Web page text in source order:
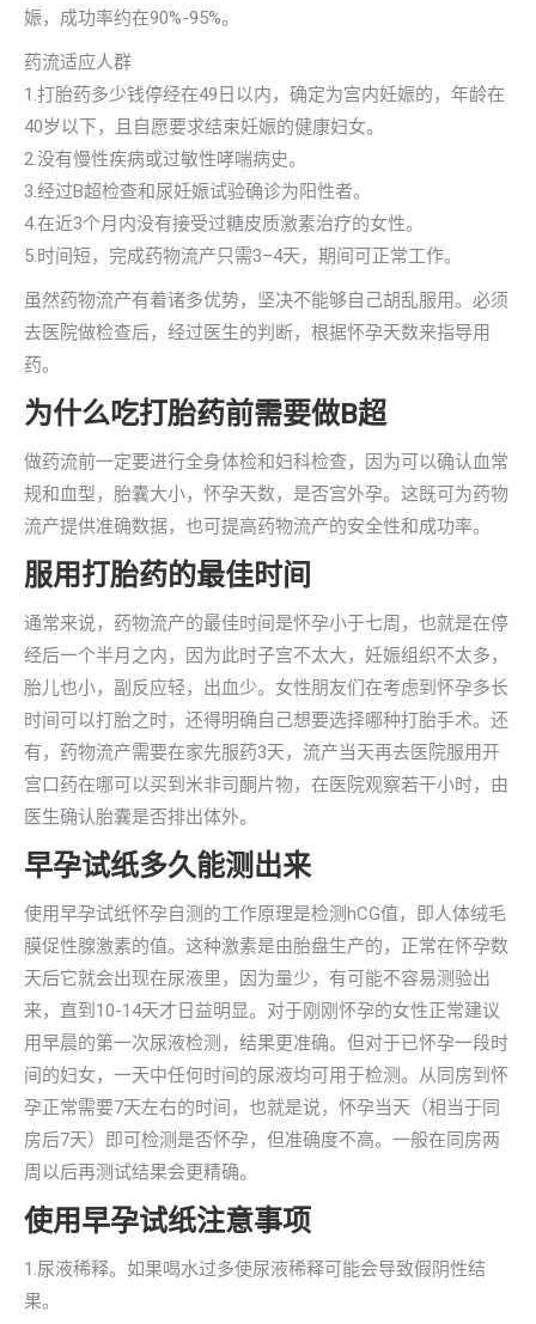
娠，成功率约在90%-95%。
药流适应人群
1.打胎药多少钱停经在49日以内，确定为宫内妊娠的，年龄在
40岁以下，且自愿要求结束妊娠的健康妇女。
2.没有慢性疾病或过敏性哮喘病史。
3.经过B超检查和尿妊娠试验确诊为阳性者。
4.在近3个月内没有接受过糖皮质激素治疗的女性。
5.时间短，完成药物流产只需3–4天，期间可正常工作。
虽然药物流产有着诸多优势，坚决不能够自己胡乱服用。必须
去医院做检查后，经过医生的判断，根据怀孕天数来指导用
药。
为什么吃打胎药前需要做B超
做药流前一定要进行全身体检和妇科检查，因为可以确认血常
规和血型，胎囊大小，怀孕天数，是否宫外孕。这既可为药物
流产提供准确数据，也可提高药物流产的安全性和成功率。
服用打胎药的最佳时间
通常来说，药物流产的最佳时间是怀孕小于七周，也就是在停
经后一个半月之内，因为此时子宫不太大，妊娠组织不太多，
胎儿也小，副反应轻，出血少。女性朋友们在考虑到怀孕多长
时间可以打胎之时，还得明确自己想要选择哪种打胎手术。还
有，药物流产需要在家先服药3天，流产当天再去医院服用开
宫口药在哪可以买到米非司酮片物，在医院观察若干小时，由
医生确认胎囊是否排出体外。
早孕试纸多久能测出来
使用早孕试纸怀孕自测的工作原理是检测hCG值，即人体绒毛
膜促性腺激素的值。这种激素是由胎盘生产的，正常在怀孕数
天后它就会出现在尿液里，因为量少，有可能不容易测验出
来，直到10-14天才日益明显。对于刚刚怀孕的女性正常建议
用早晨的第一次尿液检测，结果更准确。但对于已怀孕一段时
间的妇女，一天中任何时间的尿液均可用于检测。从同房到怀
孕正常需要7天左右的时间，也就是说，怀孕当天（相当于同
房后7天）即可检测是否怀孕，但准确度不高。一般在同房两
周以后再测试结果会更精确。
使用早孕试纸注意事项
1.尿液稀释。如果喝水过多使尿液稀释可能会导致假阴性结
果。